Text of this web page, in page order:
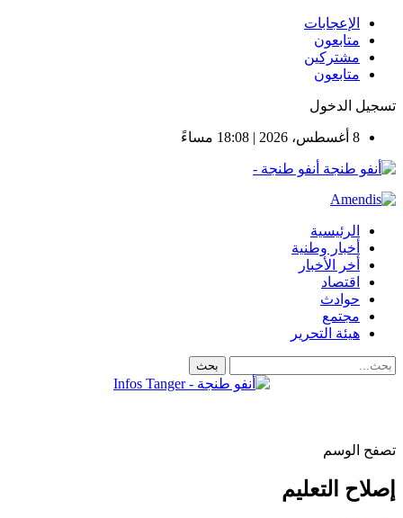
الإعجابات
متابعون
مشتركين
متابعون
تسجيل الدخول
8 أغسطس، 2026 | 18:08 مساءً
أنفو طنجة -
الرئيسية
أخبار وطنية
أخر الأخبار
اقتصاد
حوادث
مجتمع
هيئة التحرير
تصفح الوسم
إصلاح التعليم